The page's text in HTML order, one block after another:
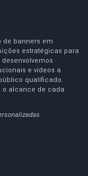
de banners em
estratégicas para
e vídeos a
qualificado.
o alcance de cada